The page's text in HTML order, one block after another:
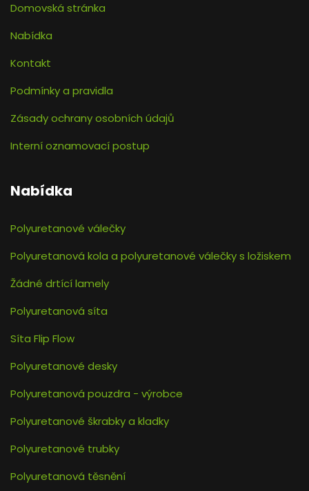
Domovská stránka
Nabídka
Kontakt
Podmínky a pravidla
Zásady ochrany osobních údajů
Interní oznamovací postup
Nabídka
Polyuretanové válečky
Polyuretanová kola a polyuretanové válečky s ložiskem
Žádné drtící lamely
Polyuretanová síta
Síta Flip Flow
Polyuretanové desky
Polyuretanová pouzdra - výrobce
Polyuretanové škrabky a kladky
Polyuretanové trubky
Polyuretanová těsnění